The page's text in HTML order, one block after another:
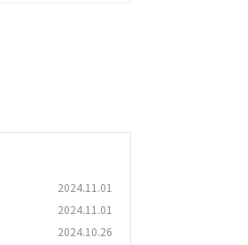
2024.11.01
2024.11.01
2024.10.26